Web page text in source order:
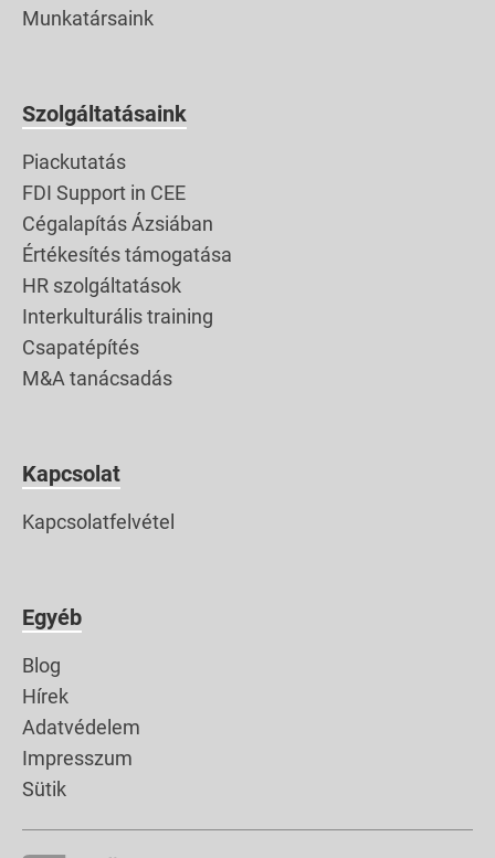
Munkatársaink
Szolgáltatásaink
Piackutatás
FDI Support in CEE
Cégalapítás Ázsiában
Értékesítés támogatása
HR szolgáltatások
Interkulturális training
Csapatépítés
M&A tanácsadás
Kapcsolat
Kapcsolatfelvétel
Egyéb
Blog
Hírek
Adatvédelem
Impresszum
Sütik